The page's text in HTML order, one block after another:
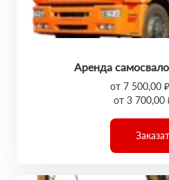
Аренда
от 7 500,00
от 3 700,00